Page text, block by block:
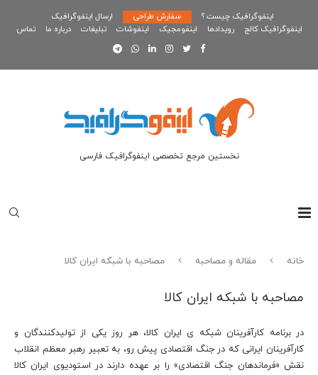
اینفوگرافیک چیست ؟ سفارش طراحی
ارسال اینفوگرافیک
اینفوگرافیک کالج
رویدادها اینفومجیک اینفوشات تبلیغات درباره ما تماس
نخستین مرجع تخصصی اینفوگرافیک فارسی
خانه مقاله و مصاحبه مصاحبه با شبکه ایران کالا
مصاحبه با شبکه ایران کالا
در برنامه کارآفرینان شبکه ی ایران کالا، هر روز یکی از تولیدکنندگان و
کارآفرینان ایرانی که در جنگ اقتصادی پیش رو، به تعبیر رهبر معظم انقلاب
نقش «فرماندهان جنگ اقتصادی» را بر عهده دارند در استودیوی ایران کالا